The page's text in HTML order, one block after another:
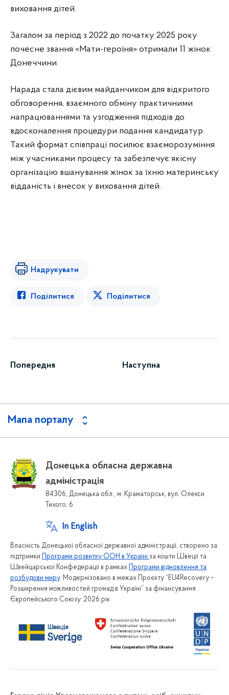
виховання дітей.
Загалом за період з 2022 до початку 2025 року
почесне звання «Мати-героїня» отримали 11 жінок
Донеччини.
Нарада стала дієвим майданчиком для відкритого
обговорення, взаємного обміну практичними
напрацюваннями та узгодження підходів до
вдосконалення процедури подання кандидатур.
Такий формат співпраці посилює взаєморозуміння
між учасниками процесу та забезпечує якісну
організацію вшанування жінок за їхню материнську
відданість і внесок у виховання дітей.
Надрукувати
Поділитися Поділитися
Попередня Наступна
Мапа порталу
Донецька обласна державна
адміністрація
84306, Донецька обл., м. Краматорськ, вул. Олекси
Тихого, 6
In English
Власність Донецької обласної державної адміністрації, створено за
підтримки Програми розвитку ООН в Україні за кошти Швеції та
Швейцарської Конфедерації в рамках Програми відновлення та
розбудови миру. Модернізовано в межах Проєкту “EU4Recovery –
Розширення можливостей громад в Україні” за фінансування
Європейського Союзу. 2026 рік